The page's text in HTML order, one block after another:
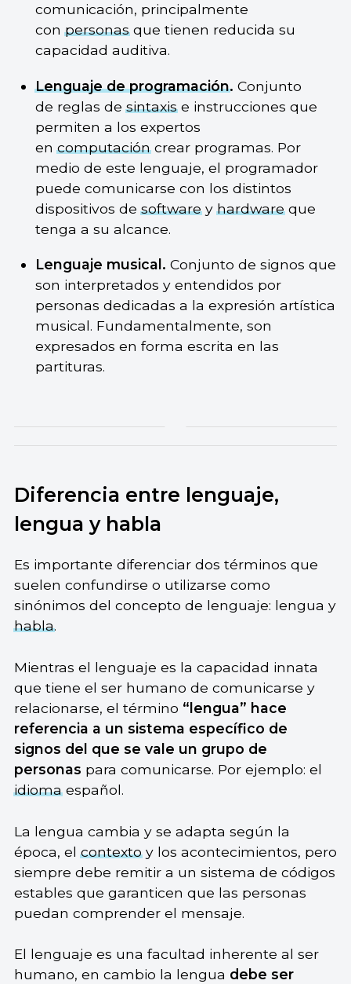
comunicación, principalmente
conpersonasque tienen reducida su
capacidad auditiva.
Lenguaje de programación. Conjunto
de reglas desintaxise instrucciones que
permiten a los expertos
encomputacióncrear programas. Por
medio de este lenguaje, el programador
puede comunicarse con los distintos
dispositivos desoftwareyhardwareque
tenga a su alcance.
Lenguaje musical. Conjunto de signos que
son interpretados y entendidos por
personas dedicadas a la expresión artística
musical. Fundamentalmente, son
expresados en forma escrita en las
partituras.
Diferencia entre lenguaje,
lengua y habla
Es importante diferenciar dos términos que
suelen confundirse o utilizarse como
sinónimos del concepto de lenguaje: lengua y
habla.
Mientras el lenguaje es la capacidad innata
que tiene el ser humano de comunicarse y
relacionarse, el término “lengua” hace
referencia a un sistema específico de
signos del que se vale un grupo de
personas para comunicarse. Por ejemplo: el
idiomaespañol.
La lengua cambia y se adapta según la
época, elcontextoy los acontecimientos, pero
siempre debe remitir a un sistema de códigos
estables que garanticen que las personas
puedan comprender el mensaje.
El lenguaje es una facultad inherente al ser
humano, en cambio la lengua debe ser